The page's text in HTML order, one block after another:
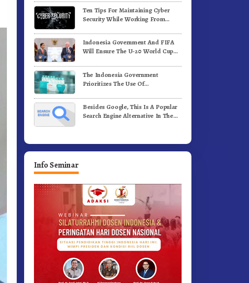
Ten Tips For Maintaining Cyber
Security While Working From
Indonesia Government And FIFA
Will Ensure The U-20 World Cup
Standards
The Indonesia Government
Prioritizes The Use Of
Vaccines
Besides Google, This Is A Popular
Search Engine Alternative In The
Info Seminar